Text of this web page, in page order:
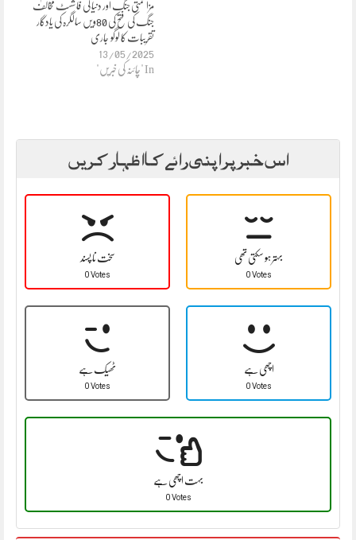
مزاحمتی جنگ اور دنیا کی فاشسٹ مخالف
جنگ کی فتح کی 80ویں سالگرہ کی یادگار
تقریبات کا لوگو جاری
13/05/2025
In "چائنہ کی خبریں"
اس خبر پر اپنی رائے کا اظہار کریں
سخت نا پسند
0 Votes
بہتر ہو سکتی تھی
0 Votes
ٹھیک ہے
0 Votes
اچھی ہے
0 Votes
بہت اچھی ہے
0 Votes